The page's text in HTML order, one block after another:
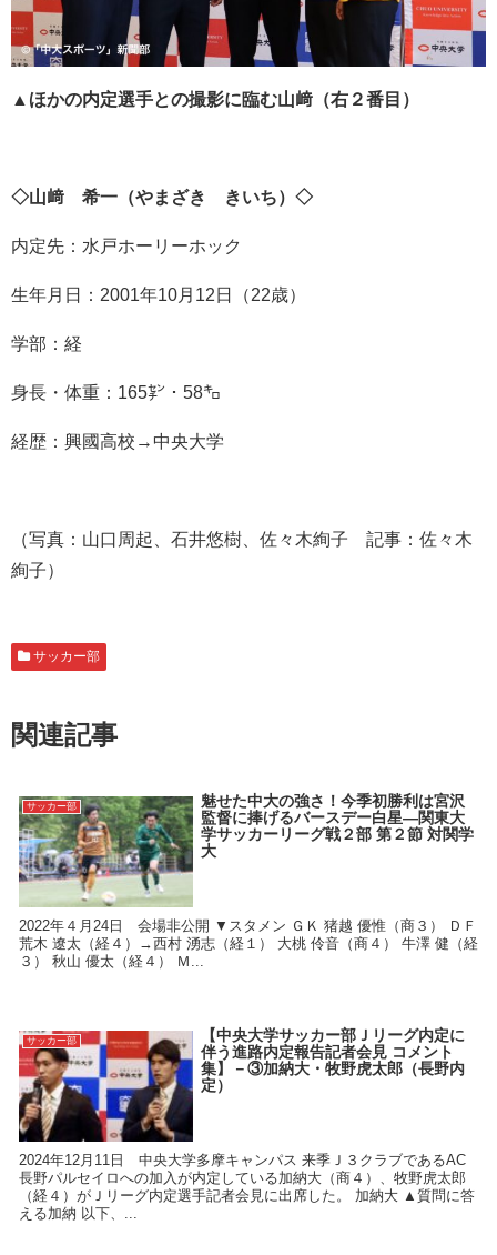
▲ほかの内定選手との撮影に臨む山﨑 （右２番目）
◇山﨑 希一（やまざき きいち）◇
内定先：水戸ホーリーホック
生年月日：2001年10月12日（22歳）
学部：経
身長・体重：165㌢・58㌔
経歴：興國高校→中央大学
（写真：山口周起、石井悠樹、佐々木絢子 記事：佐々木
絢子）
サッカー部
関連記事
サッカー部
魅せた中大の強さ！今季初勝利は宮沢
監督に捧げるバースデー白星―関東大
学サッカーリーグ戦２部 第２節 対関学
大
2022年４月24日 会場非公開 ▼スタメン ＧＫ 猪越 優惟（商３） ＤＦ
荒木 遼太（経４）→西村 湧志（経１） 大桃 伶音（商４） 牛澤 健（経
３） 秋山 優太（経４） Ｍ...
サッカー部
【中央大学サッカー部Ｊリーグ内定に
伴う進路内定報告記者会見 コメント
集】－③加納大・牧野虎太郎（長野内
定）
2024年12月11日 中央大学多摩キャンパス 来季Ｊ３クラブであるAC
長野パルセイロへの加入が内定している加納大（商４）、牧野虎太郎
（経４）がＪリーグ内定選手記者会見に出席した。 加納大 ▲質問に答
える加納 以下、...